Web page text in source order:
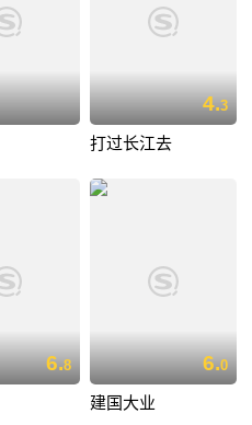
4.3
打过长江去
6.8 6.0
建国大业